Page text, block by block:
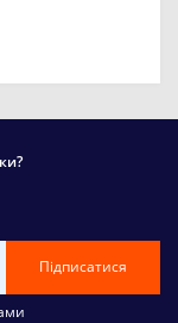
Підписатися